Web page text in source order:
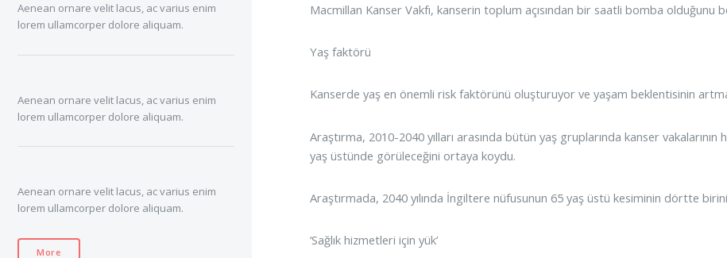
Macmillan Kanser Vakfı, kanserin toplum açısından bir saatli bomba olduğunu
Yaş faktörü
Kanserde yaş en önemli risk faktörünü oluşturuyor ve yaşam beklentisinin
Araştırma, 2010-2040 yılları arasında bütün yaş gruplarında kanser vakalarının
yaş üstünde görüleceğini ortaya koydu.
Araştırmada, 2040 yılında İngiltere nüfusunun 65 yaş üstü kesiminin dörtte
‘Sağlık hizmetleri için yük’
Aenean ornare velit lacus, ac varius enim
lorem ullamcorper dolore aliquam.
Aenean ornare velit lacus, ac varius enim
lorem ullamcorper dolore aliquam.
Aenean ornare velit lacus, ac varius enim
lorem ullamcorper dolore aliquam.
More